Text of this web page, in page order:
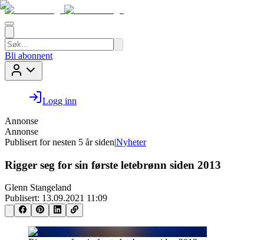
Bli abonnent
Logg inn
Annonse
Annonse
Publisert for nesten 5 år siden|Nyheter
Rigger seg for sin første letebrønn siden 2013
Glenn Stangeland
Publisert: 13.09.2021 11:09